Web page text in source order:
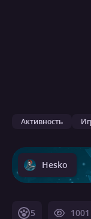
Активность
Hesko
5 1001